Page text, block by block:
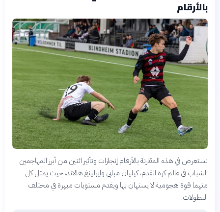
بالأرقام
نستعرض في هذه المقارنة بالأرقام إنجازات وتأثير اثنين من أبرز المهاجمين
الشباب في عالم كرة القدم، كيليان مبابي وإيرلينغ هالاند، حيث يمثل كل
منهما قوة هجومية لا يستهان بها ويقدم مستويات مبهرة في مختلف
البطولات.